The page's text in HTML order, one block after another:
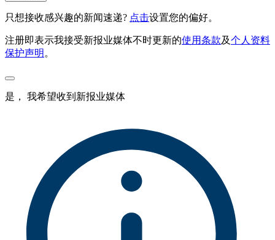
只想接收感兴趣的新闻速递? 点击设置您的偏好。
注册即表示我接受新报业媒体不时更新的使用条款及个人资料
保护声明 。
是， 我希望收到新报业媒体